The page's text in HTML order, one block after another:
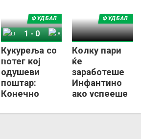
Кукуреља со
потег кој
одушеви
поштар:
Конечно
со медал од
ФУДБАЛ
Шпанија
1 - 0
Колку пари
ќе
заработеше
Инфантино
ако успееше
„продаде
ФУДБАЛ